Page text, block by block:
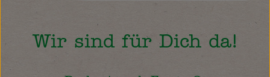
Käsetheke
Wir sind für Dich da!